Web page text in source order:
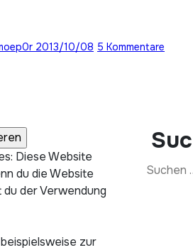
2013/10/08 5 Kommentare
Diese Website
du die Website
der Verwendung
zur
Suchen